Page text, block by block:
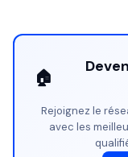
🏠
Rejoignez le
avec les